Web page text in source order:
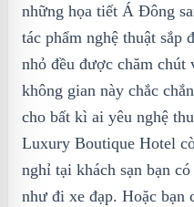
những họa tiết Á Đông
tác phẩm nghệ thuật sắp
nhỏ đều được chăm chút
không gian này chắc
cho bất kì ai yêu nghệ
Luxury Boutique Hotel
nghỉ tại khách sạn bạn
như đi xe đạp. Hoặc bạn